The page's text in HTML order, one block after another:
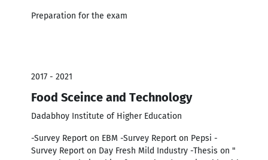
Preparation for the exam
2017 - 2021
Food Sceince and Technology
Dadabhoy Institute of Higher Education
-Survey Report on EBM -Survey Report on Pepsi -
Survey Report on Day Fresh Mild Industry -Thesis on "